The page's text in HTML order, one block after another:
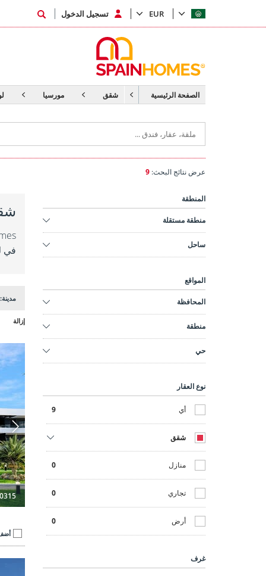
الصفحة الرئيسية شقق مورسيا
عرض نتائج البحث: 9
المنطقة
منطقة مستقلة
ساحل
المواقع
المحافظة
منطقة
حي
نوع العقار
أي 9
شقق
منازل 0
تجاري 0
أرض 0
غرف
في
مدينة:
إزالة
أضف
EUR تسجيل الدخول